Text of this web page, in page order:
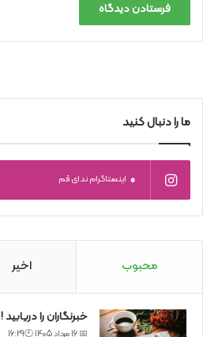
ما را دنبال کنید
0 اینستاگرام ندای قم
محبوب اخیر
خبرنگاران را دریابید !
📅 16 مرداد 1405 🕙16:29